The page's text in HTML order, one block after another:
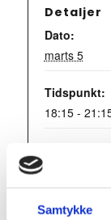
Samtykke
Detaljer
Dato:
marts 5
Tidspunkt:
18:15 -